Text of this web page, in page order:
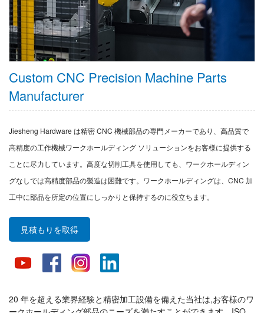
Custom CNC Precision Machine Parts
Manufacturer
Jiesheng Hardware は精密 CNC 機械部品の専門メーカーであり、高品質で
高精度の工作機械ワークホールディング ソリューションをお客様に提供する
ことに尽力しています。高度な切削工具を使用しても、ワークホールディン
グなしでは高精度部品の製造は困難です。ワークホールディングは、CNC 加
工中に部品を所定の位置にしっかりと保持するのに役立ちます。
見積もりを取得
20 年を超える業界経験と精密加工設備を備えた当社は,お客様のワ